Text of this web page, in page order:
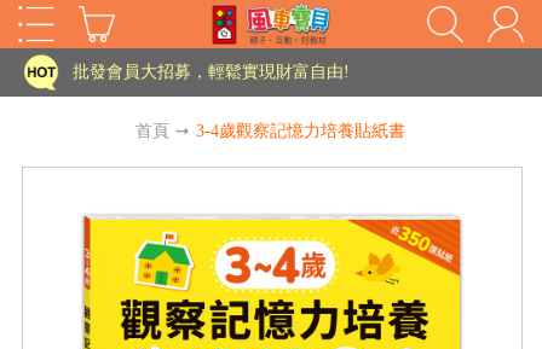
HOT
家長樂了!「風車書版集團暨FOOD超人企業總部」目前正興建中!
批發會員大招募，輕鬆實現財富自由!
老師您好!!幼教會員火熱招募中~
海外購物免煩惱！點我查看『海外購物流程說明』
批發會員大招募，輕鬆實現財富自由!
首頁 ➙ 3-4歲觀察記憶力培養貼紙書